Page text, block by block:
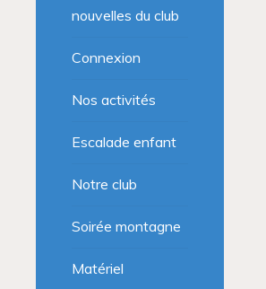
nouvelles du club
Connexion
Nos activités
Escalade enfant
Notre club
Soirée montagne
Matériel